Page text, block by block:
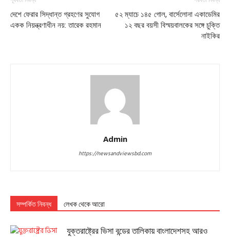
দেশে ফেরার সিদ্ধান্ত গ্রহণের সুযোগ
একক নিয়ন্ত্রণাধীন নয়: তারেক রহমান
৫২ ম্যাচে ১৪৫ গোল, বার্সেলোনা একাডেমির
১২ বছর বয়সী বিস্ময়বালকের সঙ্গে চুক্তি
নাইকির
Admin
https://newsandviewsbd.com
সম্পর্কিত নিবন্ধ লেখক থেকে আরো
যুক্তরাষ্ট্রের ভিসা বন্ডের তালিকায় বাংলাদেশসহ আরও